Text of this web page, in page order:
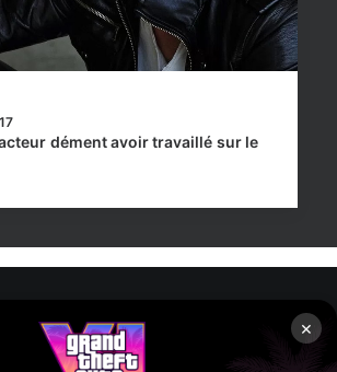
×
dément avoir travaillé sur le
© 2013-2026 – Tous droits réservés –